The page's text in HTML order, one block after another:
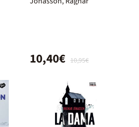
10,95€
10,40€